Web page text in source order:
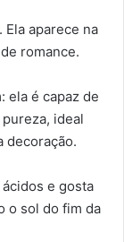
aparece na
romance.
ela é capaz de
ideal
decoração.
e gosta
o sol do fim da